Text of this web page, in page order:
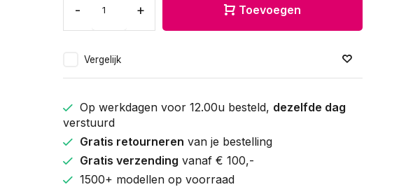
- + Toevoegen
Vergelijk
Op werkdagen voor 12.00u besteld, dezelfde dag
verstuurd
Gratis retourneren van je bestelling
Gratis verzending vanaf € 100,-
1500+ modellen op voorraad